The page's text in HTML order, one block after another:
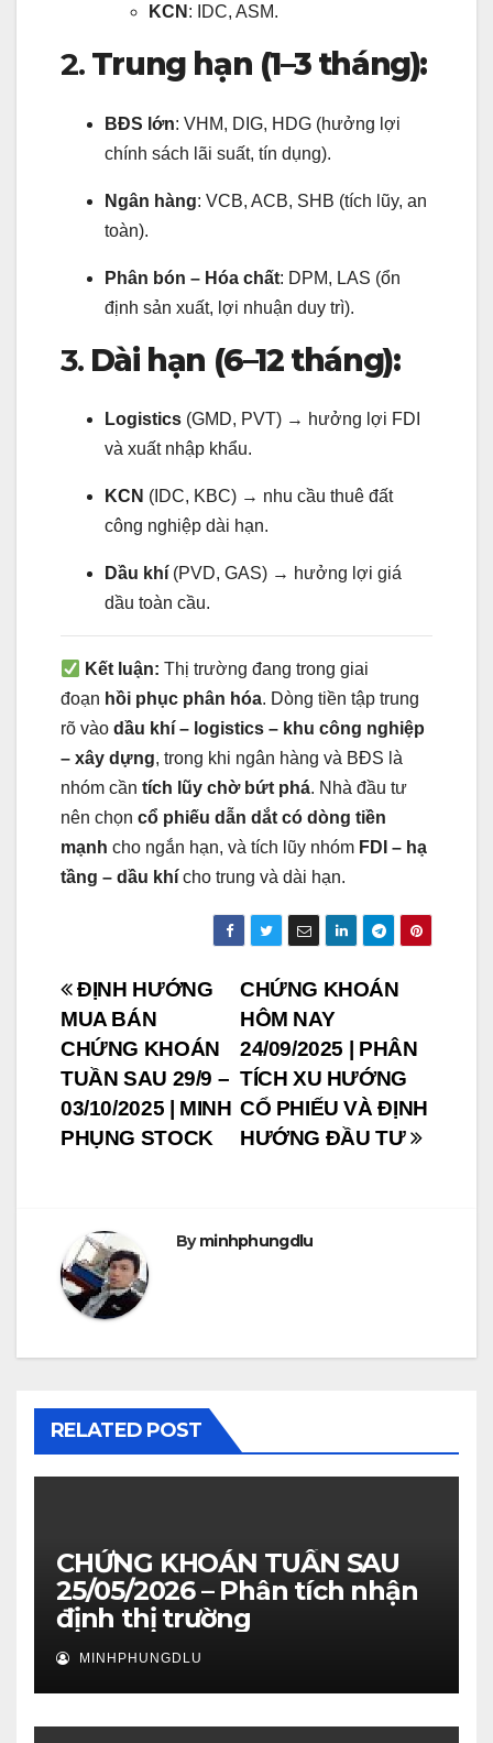
KCN : IDC, ASM.
2. Trung hạn (1–3 tháng):
BĐS lớn: VHM, DIG, HDG (hưởng lợi
chính sách lãi suất, tín dụng).
Ngân hàng: VCB, ACB, SHB (tích lũy, an
toàn).
Phân bón – Hóa chất: DPM, LAS (ổn
định sản xuất, lợi nhuận duy trì).
3. Dài hạn (6–12 tháng):
Logistics (GMD, PVT) → hưởng lợi FDI
và xuất nhập khẩu.
KCN (IDC, KBC) → nhu cầu thuê đất
công nghiệp dài hạn.
Dầu khí (PVD, GAS) → hưởng lợi giá
dầu toàn cầu.
Kết luận: Thị trường đang trong giai
đoạn hồi phục phân hóa. Dòng tiền tập trung
rõ vào dầu khí – logistics – khu công nghiệp
– xây dựng, trong khi ngân hàng và BĐS là
nhóm cần tích lũy chờ bứt phá. Nhà đầu tư
nên chọn cổ phiếu dẫn dắt có dòng tiền
mạnh cho ngắn hạn, và tích lũy nhóm FDI – hạ
tầng – dầu khí cho trung và dài hạn.
Post
navigation
CHỨNG KHOÁN
HÔM NAY
24/09/2025 | PHÂN
TÍCH XU HƯỚNG
CỔ PHIẾU VÀ ĐỊNH
HƯỚNG ĐẦU TƯ
ĐỊNH HƯỚNG
MUA BÁN
CHỨNG KHOÁN
TUẦN SAU 29/9 –
03/10/2025 | MINH
PHỤNG STOCK
Byminhphungdlu
RELATED POST
CHỨNG KHOÁN TUẦN SAU
25/05/2026 – Phân tích nhận
định thị trường
MINHPHUNGDLU